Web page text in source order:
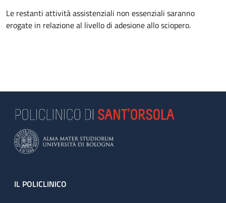
Le restanti attività assistenziali non essenziali saranno
erogate in relazione al livello di adesione allo sciopero.
Footer
IL POLICLINICO